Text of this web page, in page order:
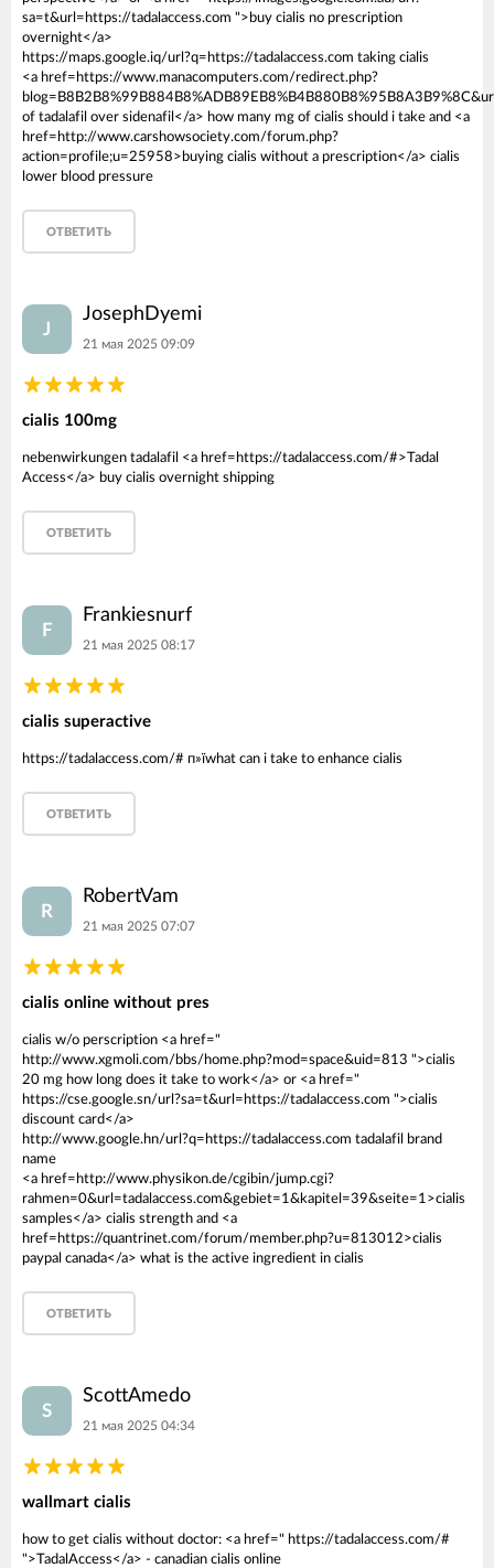
sa=t&url=https://tadalaccess.com ">buy cialis no prescription
overnight</a>
https://maps.google.iq/url?q=https://tadalaccess.com taking cialis
<a href=https://www.manacomputers.com/redirect.php?
of tadalafil over sidenafil</a> how many mg of cialis should i take and <a
href=http://www.carshowsociety.com/forum.php?
action=profile;u=25958>buying cialis without a prescription</a> cialis
lower blood pressure
ОТВЕТИТЬ
J
JosephDyemi
21 мая 2025 09:09
cialis 100mg
nebenwirkungen tadalafil <a href=https://tadalaccess.com/#>Tadal
Access</a> buy cialis overnight shipping
ОТВЕТИТЬ
F
Frankiesnurf
21 мая 2025 08:17
cialis superactive
https://tadalaccess.com/# п»їwhat can i take to enhance cialis
ОТВЕТИТЬ
R
RobertVam
21 мая 2025 07:07
cialis online without pres
cialis w/o perscription <a href="
http://www.xgmoli.com/bbs/home.php?mod=space&uid=813 ">cialis
20 mg how long does it take to work</a> or <a href="
https://cse.google.sn/url?sa=t&url=https://tadalaccess.com ">cialis
discount card</a>
http://www.google.hn/url?q=https://tadalaccess.com tadalafil brand
name
<a href=http://www.physikon.de/cgibin/jump.cgi?
rahmen=0&url=tadalaccess.com&gebiet=1&kapitel=39&seite=1>cialis
samples</a> cialis strength and <a
href=https://quantrinet.com/forum/member.php?u=813012>cialis
paypal canada</a> what is the active ingredient in cialis
ОТВЕТИТЬ
S
ScottAmedo
21 мая 2025 04:34
wallmart cialis
how to get cialis without doctor: <a href=" https://tadalaccess.com/#
">TadalAccess</a> - canadian cialis online